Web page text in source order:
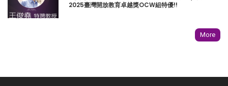
2025臺灣開放教育卓越獎OCW組特優!!
More